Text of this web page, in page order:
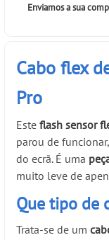
Enviamos a sua
Cabo flex
Pro
Esteflash sensor
parou de
do ecrã. É uma
muito leve de
Que tipo de
Trata-se de um